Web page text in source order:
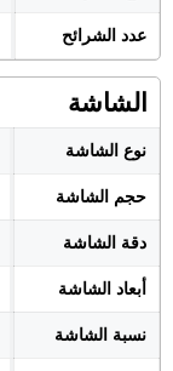
عدد الشرائح
الشاشة
نوع الشاشة
حجم الشاشة
دقة الشاشة
أبعاد الشاشة
نسبة الشاشة